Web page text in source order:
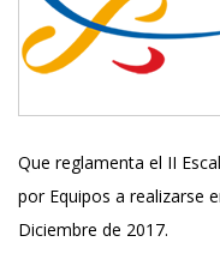
Que reglamenta el II
por Equipos a realizarse
Diciembre de 2017.